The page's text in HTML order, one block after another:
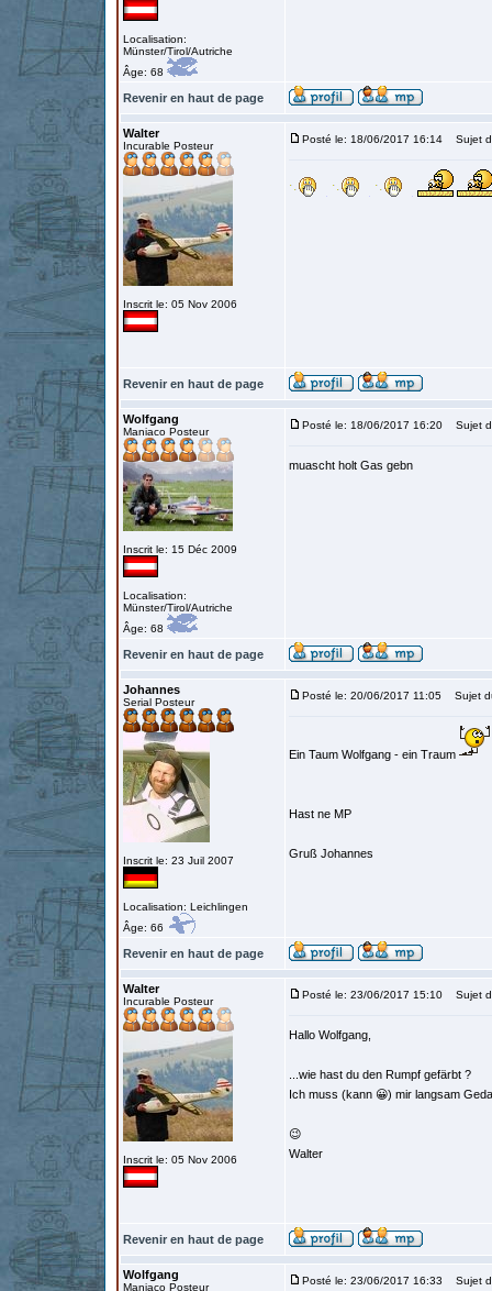
Localisation:
Münster/Tirol/Autriche
Âge: 68
Revenir en haut de page
Walter
Incurable Posteur
Inscrit le: 05 Nov 2006
Posté le: 18/06/2017 16:14 Sujet
Revenir en haut de page
Wolfgang
Maniaco Posteur
Inscrit le: 15 Déc 2009
Localisation:
Münster/Tirol/Autriche
Âge: 68
Posté le: 18/06/2017 16:20 Sujet
muascht holt Gas gebn
Revenir en haut de page
Johannes
Serial Posteur
Inscrit le: 23 Juil 2007
Localisation: Leichlingen
Âge: 66
Posté le: 20/06/2017 11:05 Sujet
Ein Taum Wolfgang - ein Traum
Hast ne MP
Gruß Johannes
Revenir en haut de page
Walter
Incurable Posteur
Inscrit le: 05 Nov 2006
Posté le: 23/06/2017 15:10 Sujet
Hallo Wolfgang,
...wie hast du den Rumpf gefärbt ?
Ich muss (kann 😀) mir langsam
😉
Walter
Revenir en haut de page
Wolfgang
Maniaco Posteur
Posté le: 23/06/2017 16:33 Sujet